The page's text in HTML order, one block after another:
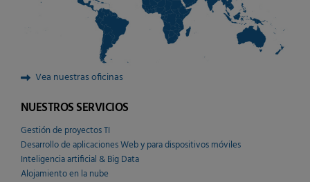
Vea nuestras oficinas
NUESTROS SERVICIOS
Gestión de proyectos TI
Desarrollo de aplicaciones Web y para dispositivos móviles
Inteligencia artificial & Big Data
Alojamiento en la nube